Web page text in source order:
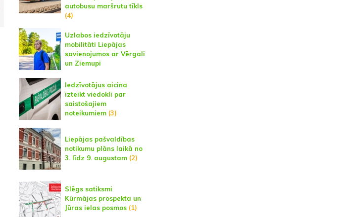
autobusu maršrutu tīkls
(4)
Uzlabos iedzīvotāju
mobilitāti Liepājas
savienojumos ar Vērgali
un Ziemupi
Iedzīvotājus aicina
izteikt viedokli par
saistošajiem
noteikumiem (3)
Liepājas pašvaldības
notikumu plāns laikā no
3. līdz 9. augustam(2)
Slēgs satiksmi
Kūrmājas prospekta un
Jūras ielas posmos(1)